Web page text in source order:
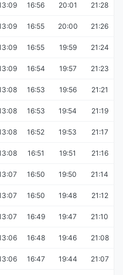
16:56 20:01 21:28
16:55 20:00 21:26
16:55 19:59 21:24
16:54 19:57 21:23
16:53 19:56 21:21
16:53 19:54 21:19
16:52 19:53 21:17
16:51 19:51 21:16
16:50 19:50 21:14
16:50 19:48 21:12
16:49 19:47 21:10
16:48 19:46 21:08
16:47 19:44 21:07